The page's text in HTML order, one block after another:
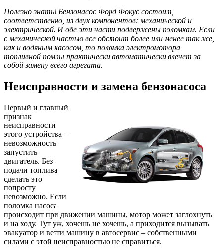
Полезно знать! Бензонасос Форд Фокус состоит,
соответственно, из двух компонентов: механической и
электрической. И обе эти части подвержены поломкам. Если
с механической частью все обстоит более или менее так же,
как и водяным насосом, то поломка электромотора
топливной помпы практически автоматически влечет за
собой замену всего агрегата.
Неисправности и замена бензонасоса
Первый и главный
признак
неисправности
этого устройства –
невозможность
запустить
двигатель. Без
подачи топлива
сделать это
попросту
невозможно. Если
поломка насоса
происходит при движении машины, мотор может заглохнуть
и на ходу. Тут уж, хочешь не хочешь, а приходится вызывать
эвакуатор и везти машину в автосервис – собственными
силами с этой неисправностью не справиться.